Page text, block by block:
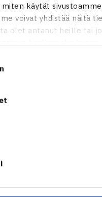
käytät
voivat yhdistää näitä
olet antanut heille tai
Paavo Nurmen tie 1,